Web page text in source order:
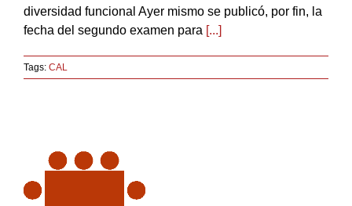
diversidad funcional Ayer mismo se publicó, por fin, la
fecha del segundo examen para [...]
Tags: CAL